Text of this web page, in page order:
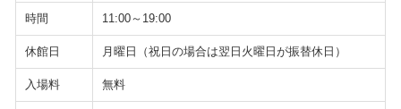
時間 11:00～19:00
休館日 月曜日（祝日の場合は翌日火曜日が振替休日）
入場料 無料